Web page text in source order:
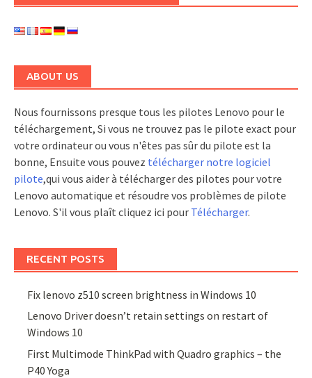
ABOUT US
Nous fournissons presque tous les pilotes Lenovo pour le
téléchargement, Si vous ne trouvez pas le pilote exact pour
votre ordinateur ou vous n'êtes pas sûr du pilote est la
bonne, Ensuite vous pouvez télécharger notre logiciel
pilote,qui vous aider à télécharger des pilotes pour votre
Lenovo automatique et résoudre vos problèmes de pilote
Lenovo. S'il vous plaît cliquez ici pour Télécharger.
RECENT POSTS
Fix lenovo z510 screen brightness in Windows 10
Lenovo Driver doesn’t retain settings on restart of
Windows 10
First Multimode ThinkPad with Quadro graphics – the
P40 Yoga